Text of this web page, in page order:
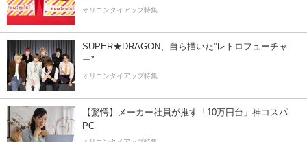
オリコンタイアップ特集
SUPER★DRAGON、自ら描いた”レトロフューチャ
ー”
オリコンタイアップ特集
【驚愕】メーカー社員が推す「10万円台」神コスパ
PC